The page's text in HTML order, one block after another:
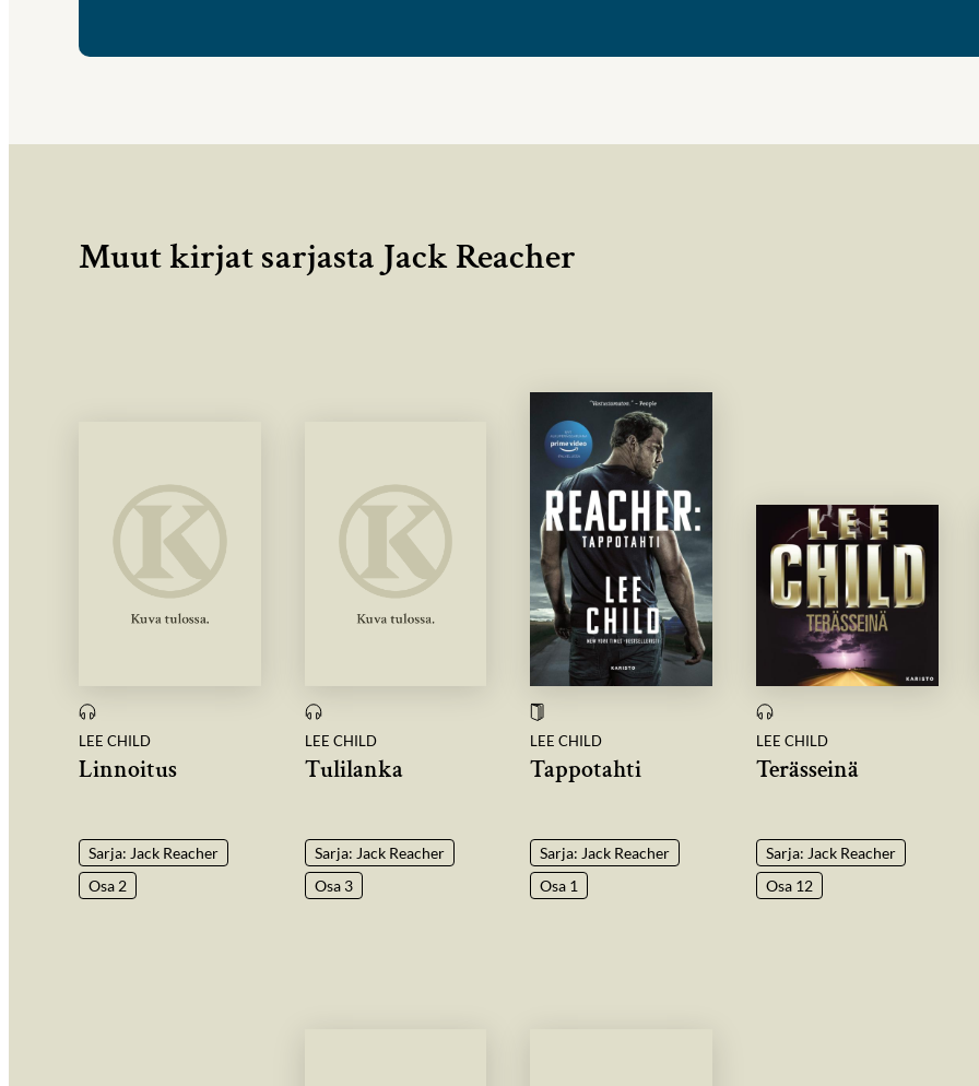
Muut kirjat sarjasta Jack Reacher
LEE CHILD
Linnoitus
Sarja: Jack Reacher
Osa 2
LEE CHILD
Tulilanka
Sarja: Jack Reacher
Osa 3
LEE CHILD
Tappotahti
Sarja: Jack Reacher
Osa 1
LEE CHILD
Terässeinä
Sarja: Jack Reacher
Osa 12